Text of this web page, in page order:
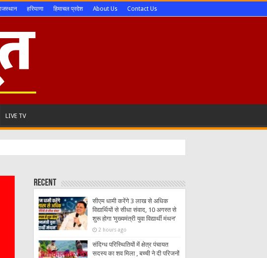
हरियाणा हिमाचल प्रदेश About Us Contact Us
LIVE TV
Recent
सीएम धामी करेंगे 3 लाख से अधिक
विद्यार्थियों से सीधा संवाद, 10 अगस्त से
शुरू होगा ‘मुख्यमंत्री युवा विद्यार्थी मंथन’
2 hours ago
संदिग्ध परिस्थितियों में क्षेत्र पंचायत
सदस्य का शव मिला , बच्ची ने दी परिजनों